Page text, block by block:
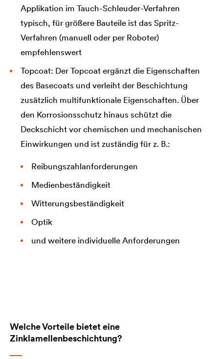
Applikation im Tauch-Schleuder-Verfahren
typisch, für größere Bauteile ist das Spritz-
Verfahren (manuell oder per Roboter)
empfehlenswert
Topcoat: Der Topcoat ergänzt die Eigenschaften
des Basecoats und verleiht der Beschichtung
zusätzlich multifunktionale Eigenschaften. Über
den Korrosionsschutz hinaus schützt die
Deckschicht vor chemischen und mechanischen
Einwirkungen und ist zuständig für z. B.:
Reibungszahlanforderungen
Medienbeständigkeit
Witterungsbeständigkeit
Optik
und weitere individuelle Anforderungen
Welche Vorteile bietet eine
Zinklamellenbeschichtung?